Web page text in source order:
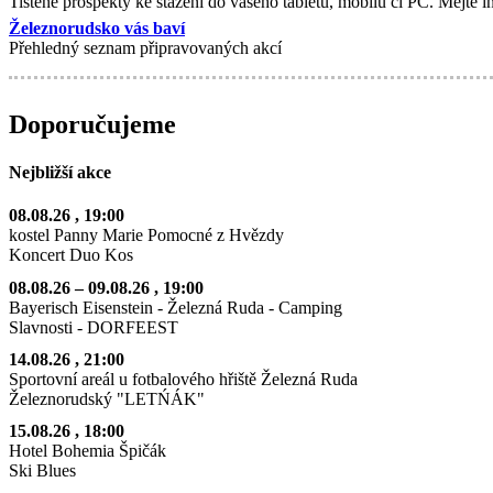
Železnorudsko vás baví
Přehledný seznam připravovaných akcí
Doporučujeme
Nejbližší akce
08.08.26 , 19:00
kostel Panny Marie Pomocné z Hvězdy
Koncert Duo Kos
08.08.26–09.08.26 , 19:00
Bayerisch Eisenstein - Železná Ruda - Camping
Slavnosti - DORFEEST
14.08.26 , 21:00
Sportovní areál u fotbalového hřiště Železná Ruda
Železnorudský "LETŃÁK"
15.08.26 , 18:00
Hotel Bohemia Špičák
Ski Blues